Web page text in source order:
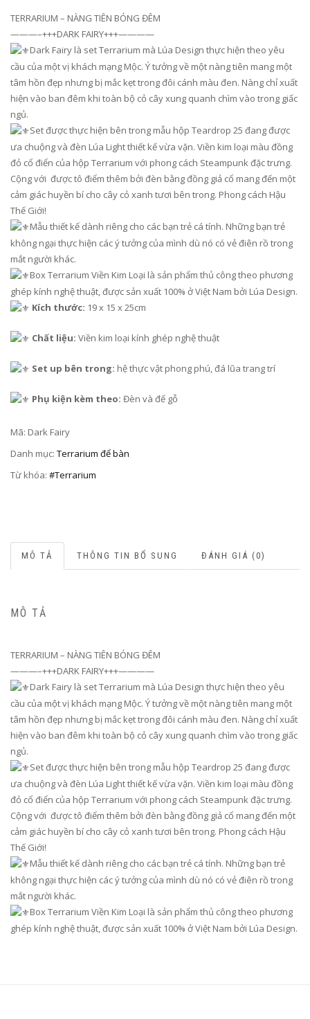
TERRARIUM – NÀNG TIÊN BÓNG ĐÊM
———–+++DARK FAIRY+++————
Dark Fairy là set Terrarium mà Lúa Design thực hiện theo yêu
cầu của một vị khách mạng Mộc. Ý tưởng về một nàng tiên mang một
tâm hồn đẹp nhưng bị mắc kẹt trong đôi cánh màu đen. Nàng chỉ xuất
hiện vào ban đêm khi toàn bộ cỏ cây xung quanh chìm vào trong giấc
ngủ.
Set được thực hiện bên trong mẫu hộp Teardrop 25 đang được
ưa chuộng và đèn Lúa Light thiết kế vừa vặn. Viền kim loại màu đồng
đỏ cổ điển của hộp Terrarium với phong cách Steampunk đặc trưng.
Cộng với được tô điểm thêm bởi đèn bằng đồng giả cổ mang đến một
cảm giác huyền bí cho cây cỏ xanh tươi bên trong. Phong cách Hậu
Thế Giới!
Mẫu thiết kế dành riêng cho các bạn trẻ cá tính. Những bạn trẻ
không ngại thực hiện các ý tưởng của mình dù nó có vẻ điên rồ trong
mắt người khác.
Box Terrarium Viền Kim Loại là sản phẩm thủ công theo phương
ghép kính nghệ thuật, được sản xuất 100% ở Việt Nam bởi Lúa Design.
Kích thước: 19 x 15 x 25cm
Chất liệu: Viền kim loại kính ghép nghệ thuật
Set up bên trong: hệ thực vật phong phú, đá lũa trang trí
Phụ kiện kèm theo: Đèn và đế gỗ
Mã: Dark Fairy
Danh mục: Terrarium để bàn
Từ khóa: #Terrarium
MÔ TẢ THÔNG TIN BỔ SUNG ĐÁNH GIÁ (0)
MÔ TẢ
TERRARIUM – NÀNG TIÊN BÓNG ĐÊM
———–+++DARK FAIRY+++————
Dark Fairy là set Terrarium mà Lúa Design thực hiện theo yêu
cầu của một vị khách mạng Mộc. Ý tưởng về một nàng tiên mang một
tâm hồn đẹp nhưng bị mắc kẹt trong đôi cánh màu đen. Nàng chỉ xuất
hiện vào ban đêm khi toàn bộ cỏ cây xung quanh chìm vào trong giấc
ngủ.
Set được thực hiện bên trong mẫu hộp Teardrop 25 đang được
ưa chuộng và đèn Lúa Light thiết kế vừa vặn. Viền kim loại màu đồng
đỏ cổ điển của hộp Terrarium với phong cách Steampunk đặc trưng.
Cộng với được tô điểm thêm bởi đèn bằng đồng giả cổ mang đến một
cảm giác huyền bí cho cây cỏ xanh tươi bên trong. Phong cách Hậu
Thế Giới!
Mẫu thiết kế dành riêng cho các bạn trẻ cá tính. Những bạn trẻ
không ngại thực hiện các ý tưởng của mình dù nó có vẻ điên rồ trong
mắt người khác.
Box Terrarium Viền Kim Loại là sản phẩm thủ công theo phương
ghép kính nghệ thuật, được sản xuất 100% ở Việt Nam bởi Lúa Design.